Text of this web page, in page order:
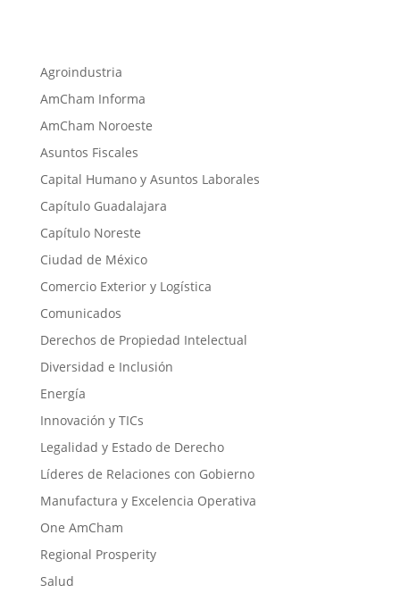
Agroindustria
AmCham Informa
AmCham Noroeste
Asuntos Fiscales
Capital Humano y Asuntos Laborales
Capítulo Guadalajara
Capítulo Noreste
Ciudad de México
Comercio Exterior y Logística
Comunicados
Derechos de Propiedad Intelectual
Diversidad e Inclusión
Energía
Innovación y TICs
Legalidad y Estado de Derecho
Líderes de Relaciones con Gobierno
Manufactura y Excelencia Operativa
One AmCham
Regional Prosperity
Salud